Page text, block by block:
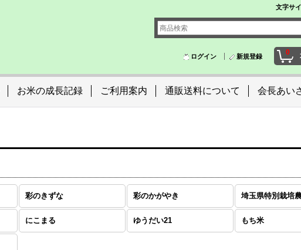
文字サ
0
ログイン 新規登録
お米の成長記録 ご利用案内 通販送料について 会長あい
彩のきずな 彩のかがやき
にこまる ゆうだい21 もち米